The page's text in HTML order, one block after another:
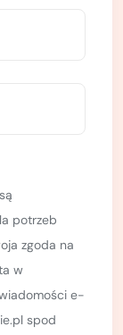
potrzeb
zgoda na
w
e-
spod